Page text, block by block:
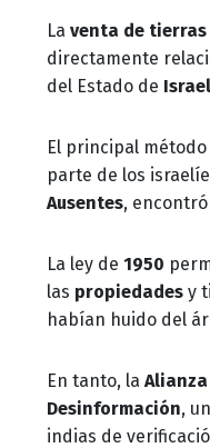
La venta de tierras
directamente
del Estado de
El principal
parte de los
Ausentes, encontró
La ley de 1950
las propiedades y
habían huido del
En tanto, la
Desinformación,
indias de